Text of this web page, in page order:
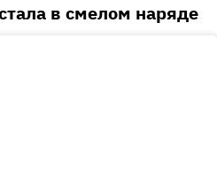
в смелом наряде